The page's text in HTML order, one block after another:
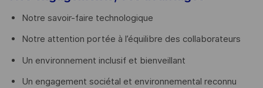
Notre savoir-faire technologique
Notre attention portée à l’équilibre des collaborateurs
Un environnement inclusif et bienveillant
Un engagement sociétal et environnemental reconnu